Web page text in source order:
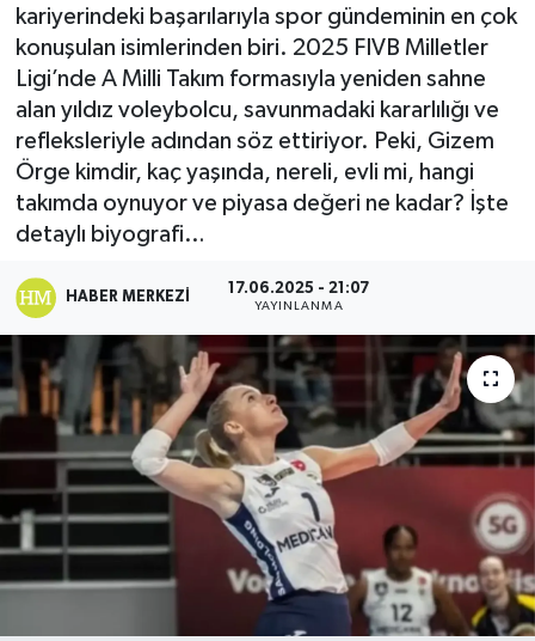
kariyerindeki başarılarıyla spor gündeminin en çok
konuşulan isimlerinden biri. 2025 FIVB Milletler
Ligi’nde A Milli Takım formasıyla yeniden sahne
alan yıldız voleybolcu, savunmadaki kararlılığı ve
refleksleriyle adından söz ettiriyor. Peki, Gizem
Örge kimdir, kaç yaşında, nereli, evli mi, hangi
takımda oynuyor ve piyasa değeri ne kadar? İşte
detaylı biyografi…
HABER MERKEZI 17.06.2025 - 21:07
YAYINLANMA